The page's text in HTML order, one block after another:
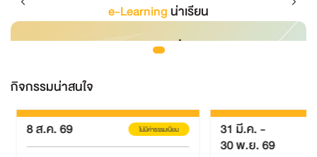
e-Learning น่าเรียน
กิจกรรมน่าสนใจ
31 มี.ค.-
30 พ.ย. 69
8 ส.ค. 69 ไม่มีค่าธรรมเนียม